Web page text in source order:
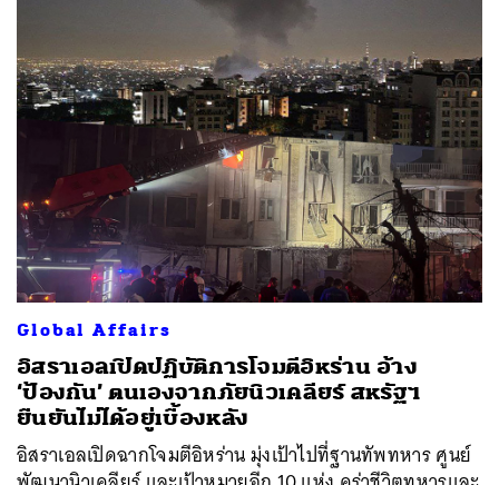
Global Affairs
อิสราเอลเปิดปฏิบัติการโจมตีอิหร่าน อ้าง
‘ป้องกัน’ ตนเองจากภัยนิวเคลียร์ สหรัฐฯ
ยืนยันไม่ได้อยู่เบื้องหลัง
อิสราเอลเปิดฉากโจมตีอิหร่าน มุ่งเป้าไปที่ฐานทัพทหาร ศูนย์